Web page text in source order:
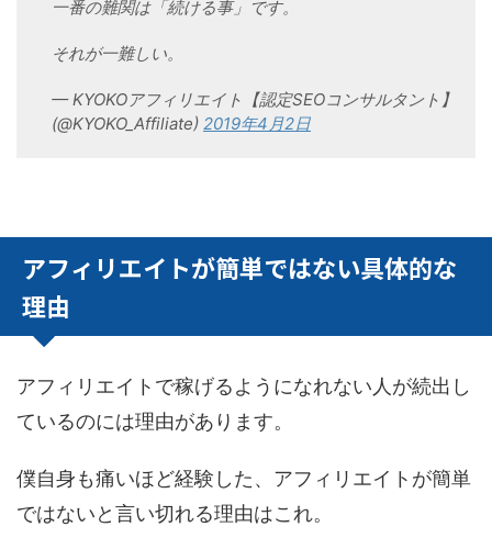
一番の難関は「続ける事」です。
それが一難しい。
— KYOKOアフィリエイト【認定SEOコンサルタント】
(@KYOKO_Affiliate) 2019年4月2日
アフィリエイトが簡単ではない具体的な
理由
アフィリエイトで稼げるようになれない人が続出し
ているのには理由があります。
僕自身も痛いほど経験した、アフィリエイトが簡単
ではないと言い切れる理由はこれ。